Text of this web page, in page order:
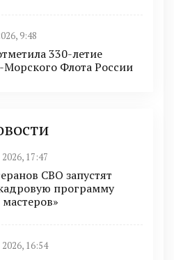
9:48
330-летие
Флота России
2026, 17:47
СВО запустят
программу
2026, 16:54